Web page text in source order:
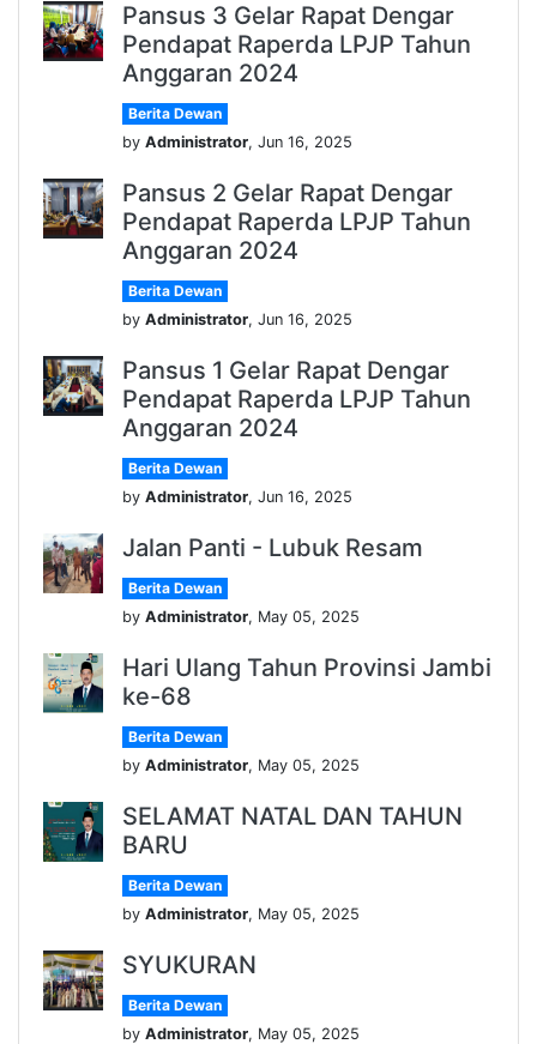
Pansus 3 Gelar Rapat Dengar
Pendapat Raperda LPJP Tahun
Anggaran 2024
Berita Dewan
by Administrator, Jun 16, 2025
Pansus 2 Gelar Rapat Dengar
Pendapat Raperda LPJP Tahun
Anggaran 2024
Berita Dewan
by Administrator, Jun 16, 2025
Pansus 1 Gelar Rapat Dengar
Pendapat Raperda LPJP Tahun
Anggaran 2024
Berita Dewan
by Administrator, Jun 16, 2025
Jalan Panti - Lubuk Resam
Berita Dewan
by Administrator, May 05, 2025
Hari Ulang Tahun Provinsi Jambi
ke-68
Berita Dewan
by Administrator, May 05, 2025
SELAMAT NATAL DAN TAHUN
BARU
Berita Dewan
by Administrator, May 05, 2025
SYUKURAN
Berita Dewan
by Administrator, May 05, 2025